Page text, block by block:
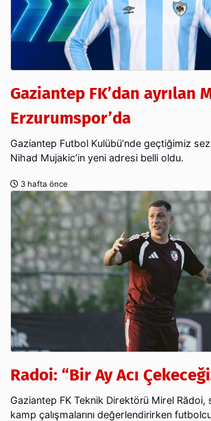
Gaziantep FK’dan ayrılan
Erzurumspor’da
Gaziantep Futbol Kulübü’nde geçtiğimiz
Nihad Mujakic’in yeni adresi belli oldu.
3 hafta önce
Radoi: “Bir Ay Acı
Gaziantep FK Teknik Direktörü Mirel Rădoi,
kamp çalışmalarını değerlendirirken